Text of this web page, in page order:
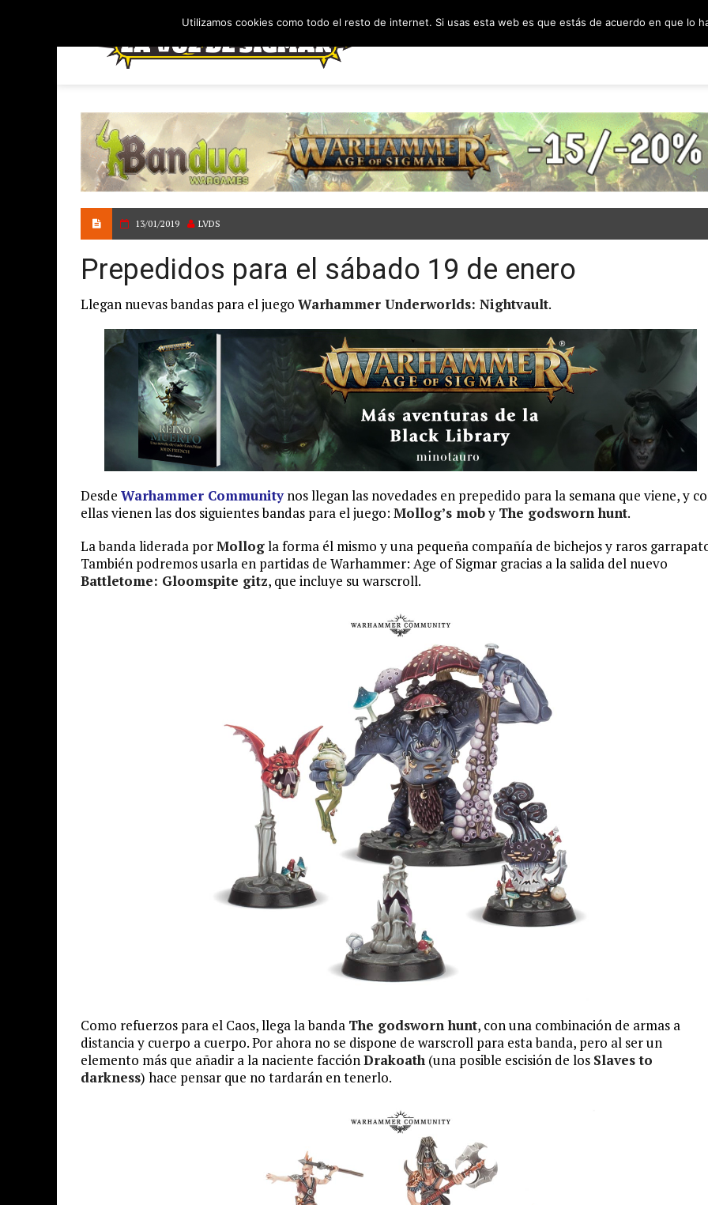
13/01/2019 LVDS
Prepedidos para el sábado 19 de enero
Llegan nuevas bandas para el juego Warhammer Underworlds: Nightvault.
Desde Warhammer Communitynos llegan las novedades en prepedido para la semana que viene, y
ellas vienen las dos siguientes bandas para el juego: Mollog’s moby The godsworn hunt.
La banda liderada porMollogla forma él mismo y una pequeña compañía de bichejos y raros
También podremos usarla en partidas de Warhammer: Age of Sigmar gracias a la salida del nuevo
Battletome: Gloomspite gitz, que incluye su warscroll.
Como refuerzos para el Caos, llega la banda The godsworn hunt, con una combinación de armas a
distancia y cuerpo a cuerpo. Por ahora no se dispone de warscroll para esta banda, pero al ser un
elemento más que añadir a la naciente facciónDrakoath (una posible escisión de los Slaves to
darkness) hace pensar que no tardarán en tenerlo.
Utilizamos cookies como todo el resto de internet. Si usas esta web es que estás de acuerdo en que lo